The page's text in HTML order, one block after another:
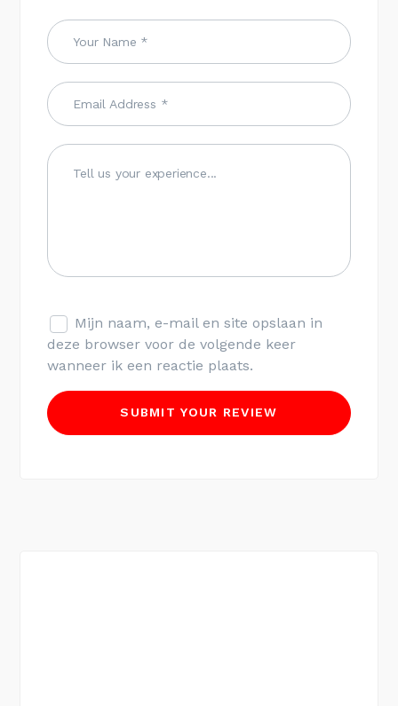
Mijn naam, e-mail en site opslaan in
deze browser voor de volgende keer
wanneer ik een reactie plaats.